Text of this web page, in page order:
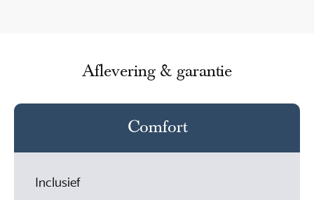
Aflevering & garantie
Comfort
Inclusief